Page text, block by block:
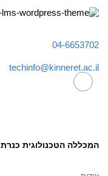
04-6653702
techinfo@kinneret.ac.il
המכללה הטכנולוגית כנרת